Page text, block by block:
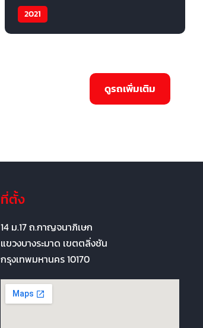
2021
ที่ตั้ง
14 ม.17 ถ.กาญจนาภิเษก
แขวงบางระมาด เขตตลิ่งชัน
กรุงเทพมหานคร 10170